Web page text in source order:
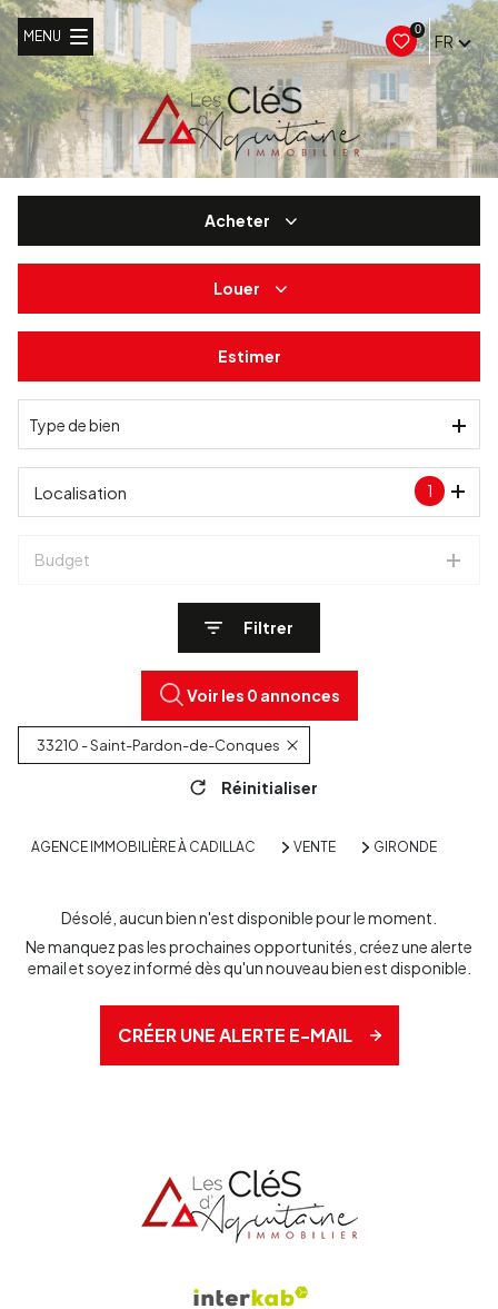
0
FR
MENU
Acheter
Louer
Estimer
Type de bien
1
Localisation
Budget
Filtrer
Voir les 0 annonces
33210 - Saint-Pardon-de-Conques
Réinitialiser
AGENCE IMMOBILIÈRE À CADILLAC VENTE GIRONDE
Désolé, aucun bien n'est disponible pour le moment.
Ne manquez pas les prochaines opportunités, créez une alerte
email et soyez informé dès qu'un nouveau bien est disponible.
CRÉER UNE ALERTE E-MAIL